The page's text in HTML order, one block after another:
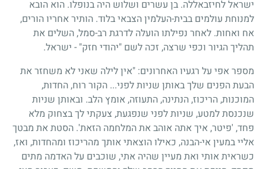
ישראל לחיזבאללה. בן עשרים ושלוש היה בנופלו. הוא הובא
למנוחת עולמים בבית-העלמין הצבאי בלוד. הותיר אחריו הורים,
אח ואחות. לאחר נפילתו הועלה לדרגת רב-סמל, השלים את
תהליך הגיור וכפי שרצה, זכה לשם "יהודי חזק" - ישראל.
מספר אפי על רגעיו האחרונים: "אין לילה שאני לא משחזר את
הבעת הפנים שלך באותן שניות לפני... הקור רוח, החדות,
המוכנות, הריכוז, הנתינה, התעוזה, אומץ הלב. ובאותן שניות
שנכנסת למטע, שניות לפני שנפגעת, צעקתי לך בצחוק מלא
פחד, 'פיטר, איך אתה אוהב את המלחמה הזאת'. הסטת את מבטך
אליי במעין אי-הבנה, כאילו הוצאתי אותך מהריכוז ומהחדות, ואז,
כשראית אותי ואת מעיין שהיה אתי, שוכבים על האדמה מתים